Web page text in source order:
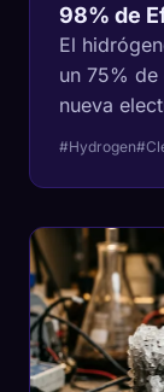
98% de
El
un 75%
nueva
#Hydrogen